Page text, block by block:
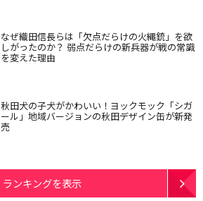
なぜ織田信長らは「欠点だらけの火縄銃」を欲
しがったのか？ 弱点だらけの新兵器が戦の常識
を変えた理由
秋田犬の子犬がかわいい！ヨックモック「シガ
ール」地域バージョンの秋田デザイン缶が新発
売
ランキングを表示